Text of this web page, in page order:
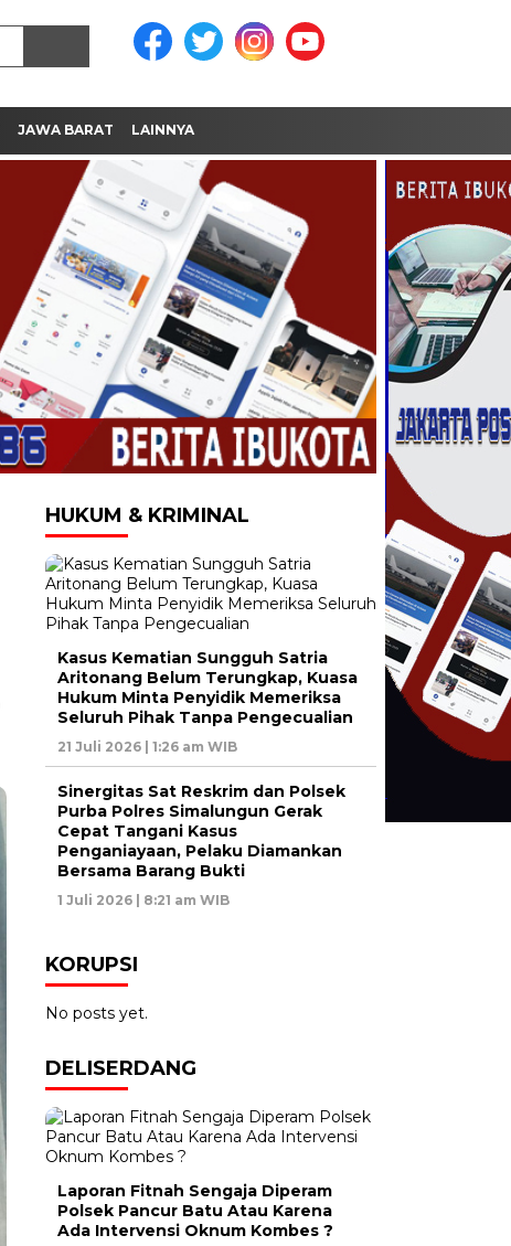
JAWA BARAT LAINNYA
HUKUM & KRIMINAL
Kasus Kematian Sungguh Satria
Aritonang Belum Terungkap, Kuasa
Hukum Minta Penyidik Memeriksa
Seluruh Pihak Tanpa Pengecualian
21 Juli 2026 | 1:26 am WIB
Sinergitas Sat Reskrim dan Polsek
Purba Polres Simalungun Gerak
Cepat Tangani Kasus
Penganiayaan, Pelaku Diamankan
Bersama Barang Bukti
1 Juli 2026 | 8:21 am WIB
KORUPSI
No posts yet.
DELISERDANG
Laporan Fitnah Sengaja Diperam
Polsek Pancur Batu Atau Karena
Ada Intervensi Oknum Kombes ?